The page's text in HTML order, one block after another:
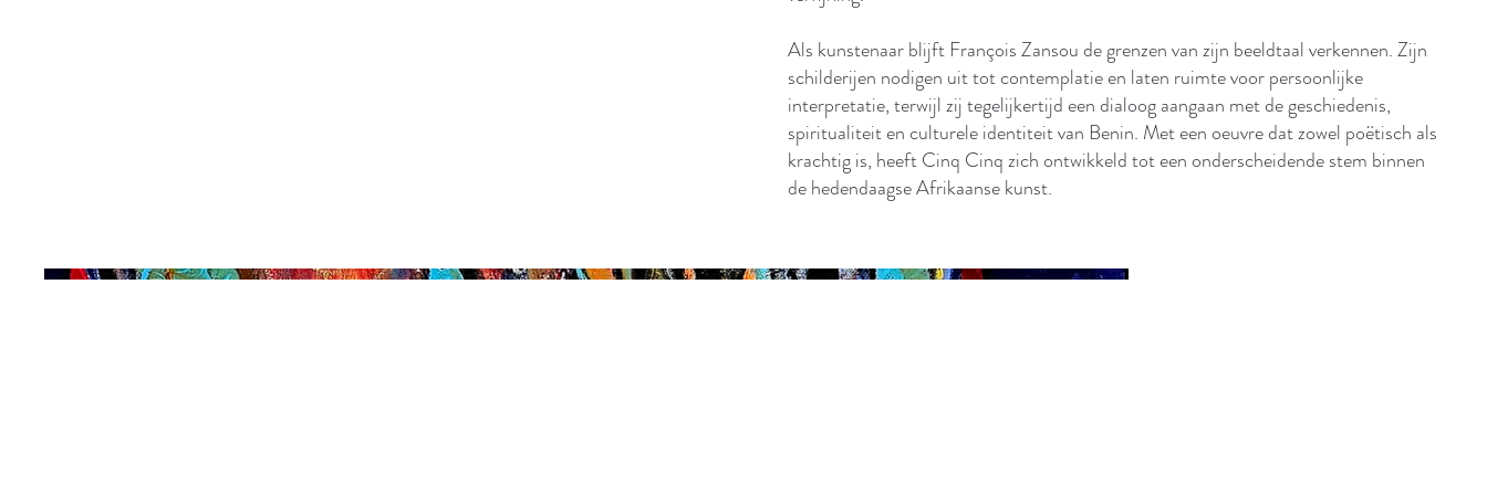
Als kunstenaar blijft François Zansou de grenzen van zijn beeldtaal verkennen. Zijn
schilderijen nodigen uit tot contemplatie en laten ruimte voor persoonlijke
interpretatie, terwijl zij tegelijkertijd een dialoog aangaan met de geschiedenis,
spiritualiteit en culturele identiteit van Benin. Met een oeuvre dat zowel poëtisch als
krachtig is, heeft Cinq Cinq zich ontwikkeld tot een onderscheidende stem binnen
de hedendaagse Afrikaanse kunst.